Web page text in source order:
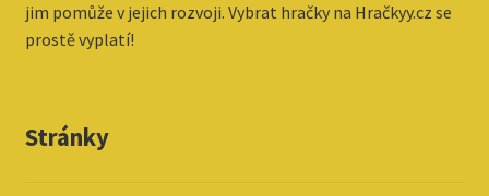
jim pomůže v jejich rozvoji. Vybrat hračky na Hračkyy.cz se
prostě vyplatí!
Stránky